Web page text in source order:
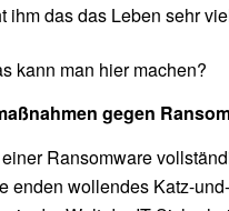
ihm das das Leben sehr
kann man hier machen?
gegen
Ransomware
enden wollendes Katz-